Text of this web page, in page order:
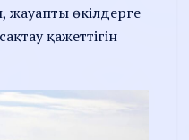
жауапты өкілдерге
қажеттігін